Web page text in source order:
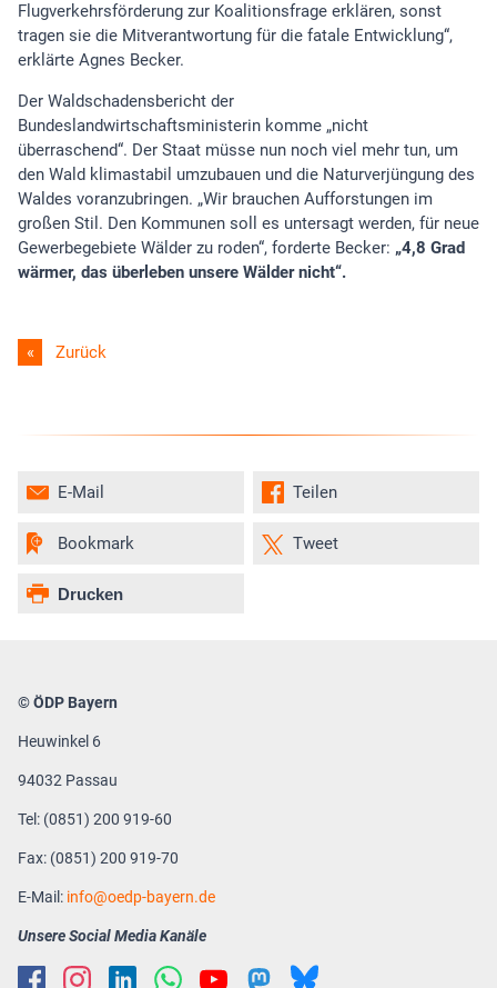
Flugverkehrsförderung zur Koalitionsfrage erklären, sonst
tragen sie die Mitverantwortung für die fatale Entwicklung“,
erklärte Agnes Becker.
Der Waldschadensbericht der
Bundeslandwirtschaftsministerin komme „nicht
überraschend“. Der Staat müsse nun noch viel mehr tun, um
den Wald klimastabil umzubauen und die Naturverjüngung des
Waldes voranzubringen. „Wir brauchen Aufforstungen im
großen Stil. Den Kommunen soll es untersagt werden, für neue
Gewerbegebiete Wälder zu roden“, forderte Becker: „4,8 Grad
wärmer, das überleben unsere Wälder nicht“.
Zurück
Teilen
Tweet
E-Mail
Bookmark
Drucken
© ÖDP Bayern
Heuwinkel 6
94032 Passau
Tel: (0851) 200 919-60
Fax: (0851) 200 919-70
E-Mail: info oedp-bayern.de
Unsere Social Media Kanäle